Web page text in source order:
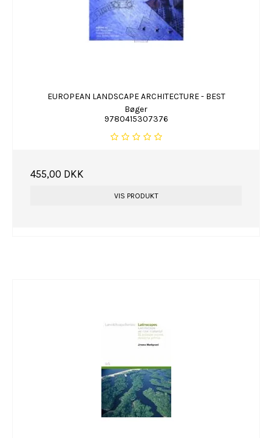
EUROPEAN LANDSCAPE ARCHITECTURE - BEST
Bøger
9780415307376
455,00 DKK
VIS PRODUKT